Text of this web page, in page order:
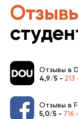
Отзывы в
4,9/5 - 213
Отзывы в
5,0/5 - 716